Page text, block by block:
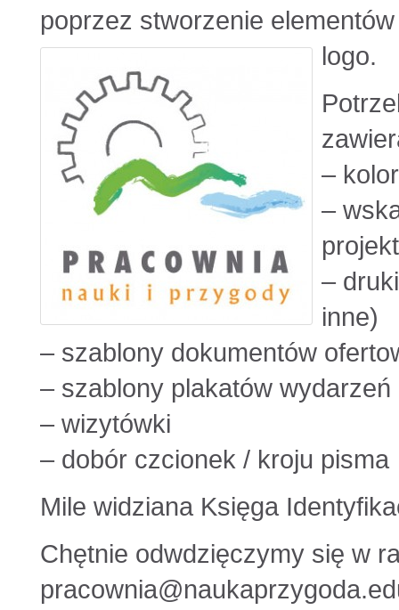
poprzez stworzenie
logo.
–
–
–
inne)
– szablony dokumentów
– szablony plakatów
– wizytówki
– dobór czcionek / kroju pisma
Mile widziana Księga
Chętnie odwdzięczymy się w